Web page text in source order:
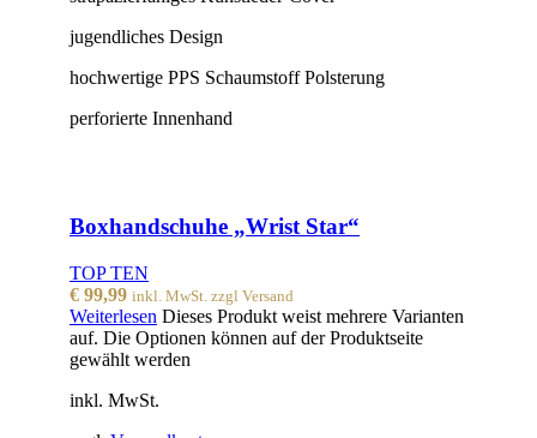
jugendliches Design
hochwertige PPS Schaumstoff Polsterung
perforierte Innenhand
Boxhandschuhe „Wrist Star“
TOP TEN
€ 99,99 inkl. MwSt. zzgl Versand
Weiterlesen Dieses Produkt weist mehrere Varianten
auf. Die Optionen können auf der Produktseite
gewählt werden
inkl. MwSt.